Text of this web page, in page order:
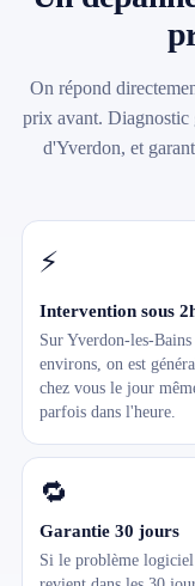
On répond
prix avant. Diagnostic
d'Yverdon, et
⚡
Intervention sous
Sur Yverdon-les-Bains
environs, on est
chez vous le jour
parfois dans l'heure.
🔁
Garantie 30 jours
Si le problème logiciel